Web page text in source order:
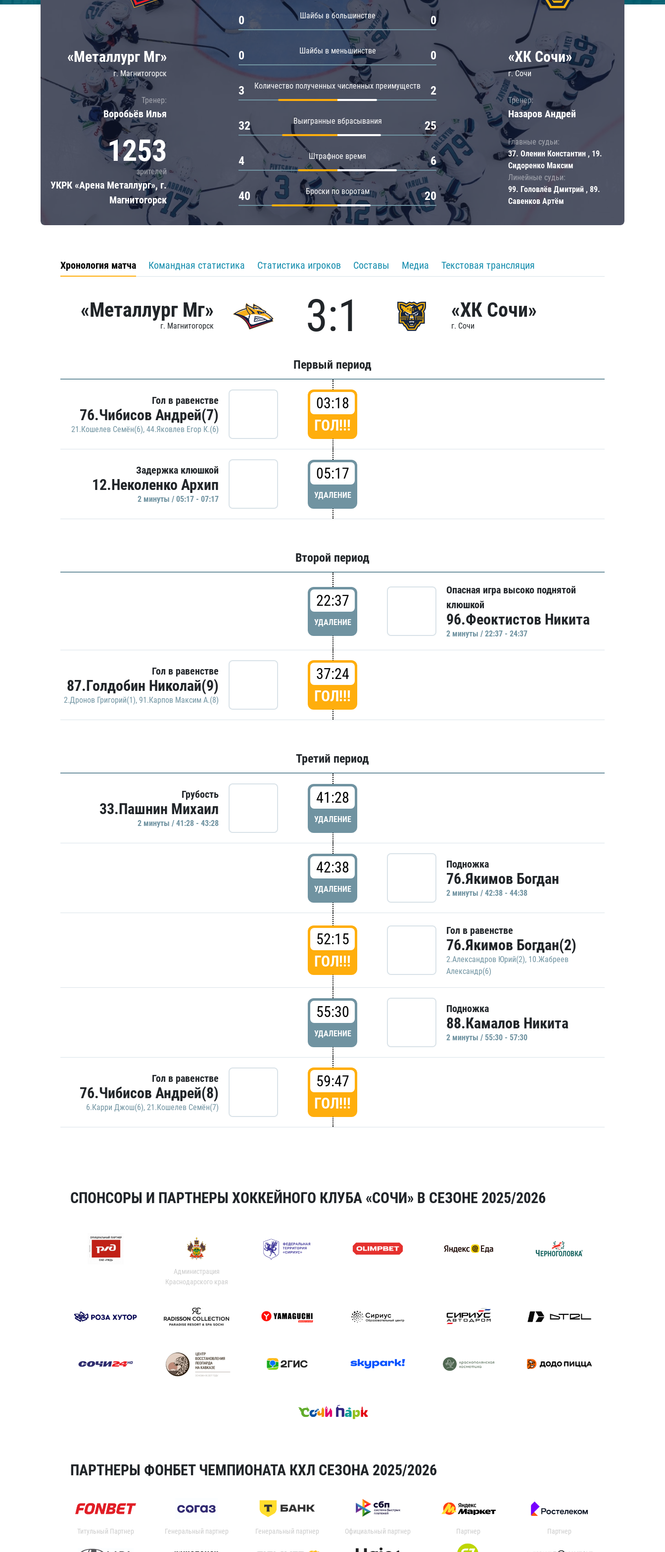
Локомотив
ЦСКА
Шанхайские Драконы
«Металлург Мг»
г. Магнитогорск
Тренер:
Воробьёв Илья
1253
зрителей
УКРК «Арена Металлург», г.
Магнитогорск
Шайбы в большинстве
0 0
Шайбы в меньшинстве
0 0
Количество полученных численных преимуществ
3 2
Выигранные вбрасывания
32 25
Штрафное время
4 6
Броски по воротам
40 20
«ХК Сочи»
г. Сочи
Тренер:
Назаров Андрей
Главные судьи:
37. Оленин Константин , 19.
Сидоренко Максим
Линейные судьи:
99. Головлёв Дмитрий , 89.
Савенков Артём
Хронология матча Командная статистика Статистика игроков Составы Медиа Текстовая трансляция
«Металлург Мг»
г. Магнитогорск 3:1 «ХК Сочи»
г. Сочи
Первый период
Гол в равенстве
76.Чибисов Андрей(7)
21.Кошелев Семён(6), 44.Яковлев Егор К.(6)
03:18
ГОЛ!!!
Задержка клюшкой
12.Неколенко Архип
2 минуты / 05:17 - 07:17
05:17
УДАЛЕНИЕ
Второй период
22:37
УДАЛЕНИЕ
Опасная игра высоко поднятой
клюшкой
96.Феоктистов Никита
2 минуты / 22:37 - 24:37
Гол в равенстве
87.Голдобин Николай(9)
2.Дронов Григорий(1), 91.Карпов Максим А.(8)
37:24
ГОЛ!!!
Третий период
Грубость
33.Пашнин Михаил
2 минуты / 41:28 - 43:28
41:28
УДАЛЕНИЕ
42:38
УДАЛЕНИЕ
Подножка
76.Якимов Богдан
2 минуты / 42:38 - 44:38
52:15
ГОЛ!!!
Гол в равенстве
76.Якимов Богдан(2)
2.Александров Юрий(2), 10.Жабреев
Александр(6)
55:30
УДАЛЕНИЕ
Подножка
88.Камалов Никита
2 минуты / 55:30 - 57:30
Гол в равенстве
76.Чибисов Андрей(8)
6.Карри Джош(6), 21.Кошелев Семён(7)
59:47
ГОЛ!!!
СПОНСОРЫ И ПАРТНЕРЫ ХОККЕЙНОГО КЛУБА «СОЧИ» В СЕЗОНЕ 2025/2026
Администрация
Краснодарского края
ПАРТНЕРЫ ФОНБЕТ ЧЕМПИОНАТА КХЛ СЕЗОНА 2025/2026
Титульный Партнер Генеральный партнер Генеральный партнер Официальный партнер Партнер Партнер